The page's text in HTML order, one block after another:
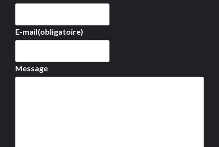
E-mail(obligatoire)
Message